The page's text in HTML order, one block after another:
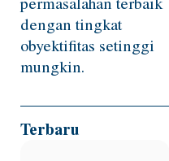
dengan tingkat
obyektifitas setinggi
mungkin.
Terbaru